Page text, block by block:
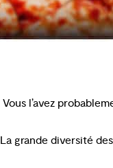
Vous l’avez
La grande diversité